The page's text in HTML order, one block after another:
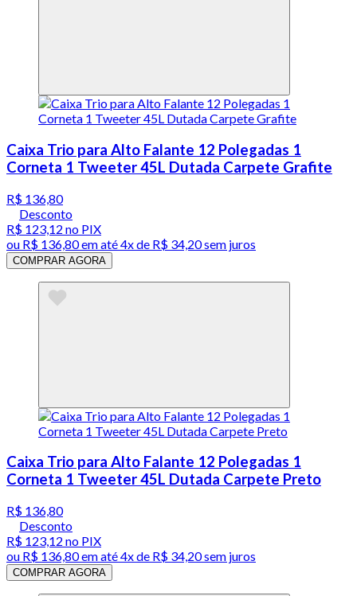
Caixa Trio para Alto Falante 12 Polegadas 1
Corneta 1 Tweeter 45L Dutada Carpete Grafite
R$ 136,80
Desconto
R$ 123,12 no PIX
ou R$ 136,80em até4x de R$ 34,20 sem juros
COMPRAR AGORA
Caixa Trio para Alto Falante 12 Polegadas 1
Corneta 1 Tweeter 45L Dutada Carpete Preto
R$ 136,80
Desconto
R$ 123,12 no PIX
ou R$ 136,80em até4x de R$ 34,20 sem juros
COMPRAR AGORA